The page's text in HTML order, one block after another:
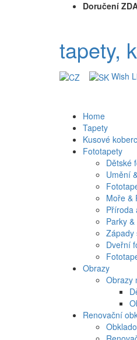
Doručení
tapety,
Wish
Home
Tapety
Kusové
Fototapety
Dětské
Umění
Moře &
Příroda
Parky
Západy
Dveřní
Obrazy
Obrazy
Renovační